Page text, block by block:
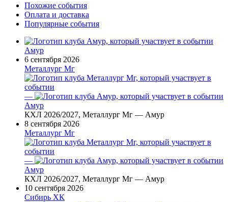
Похожие события
Оплата и доставка
Популярные события
Амур
6 сентября 2026
Металлург Мг
—
Амур
КХЛ 2026/2027, Металлург Мг — Амур
8 сентября 2026
Металлург Мг
—
Амур
КХЛ 2026/2027, Металлург Мг — Амур
10 сентября 2026
Сибирь ХК